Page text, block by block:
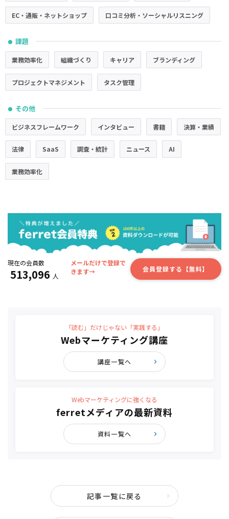
EC・通販・ネットショップ 口コミ分析・ソーシャルリスニング
● 課題
業務効率化 組織づくり キャリア ブランディング
プロジェクトマネジメント タスク管理
● その他
ビジネスフレームワーク インタビュー 書籍 決算・業績
法律 SaaS 調査・統計 ニュース AI
業務効率化
現在の会員数
513,096 人
メールだけで登録で
きます→
会員登録する【無料】
「読む」だけじゃない「実践する」
Webマーケティング講座
講座一覧へ
Webマーケティングに強くなる
ferretメディアの最新資料
資料一覧へ
記事一覧に戻る